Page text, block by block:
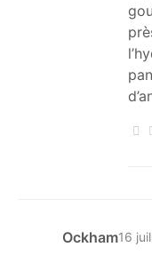
Ockham16